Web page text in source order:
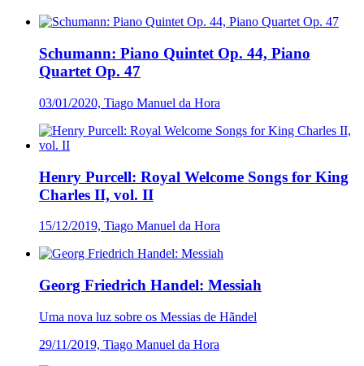
Schumann: Piano Quintet Op. 44, Piano
Quartet Op. 47
03/01/2020, Tiago Manuel da Hora
Henry Purcell: Royal Welcome Songs for King
Charles II, vol. II
15/12/2019, Tiago Manuel da Hora
Georg Friedrich Handel: Messiah
Uma nova luz sobre os Messias de Hãndel
29/11/2019, Tiago Manuel da Hora